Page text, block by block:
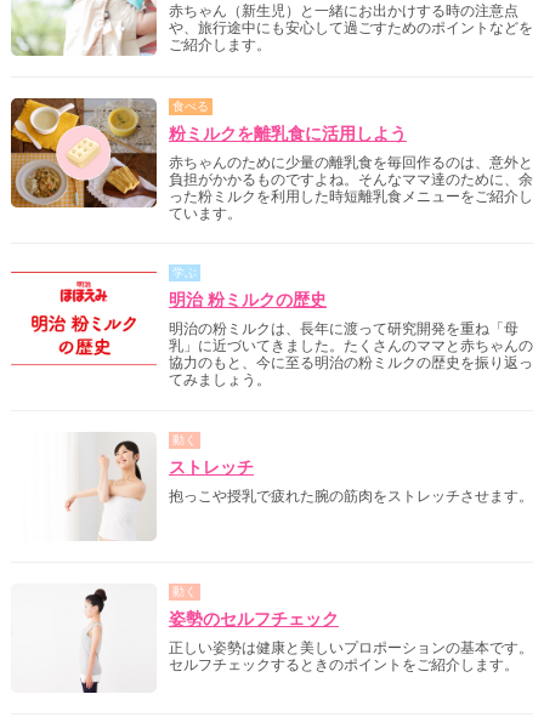
赤ちゃん（新生児）と一緒にお出かけする時の注意点
や、旅行途中にも安心して過ごすためのポイントなどを
ご紹介します。
食べる
粉ミルクを離乳食に活用しよう
赤ちゃんのために少量の離乳食を毎回作るのは、意外と
負担がかかるものですよね。そんなママ達のために、余
った粉ミルクを利用した時短離乳食メニューをご紹介し
ています。
学ぶ
明治 粉ミルクの歴史
明治の粉ミルクは、長年に渡って研究開発を重ね「母
乳」に近づいてきました。たくさんのママと赤ちゃんの
協力のもと、今に至る明治の粉ミルクの歴史を振り返っ
てみましょう。
動く
ストレッチ
抱っこや授乳で疲れた腕の筋肉をストレッチさせます。
動く
姿勢のセルフチェック
正しい姿勢は健康と美しいプロポーションの基本です。
セルフチェックするときのポイントをご紹介します。